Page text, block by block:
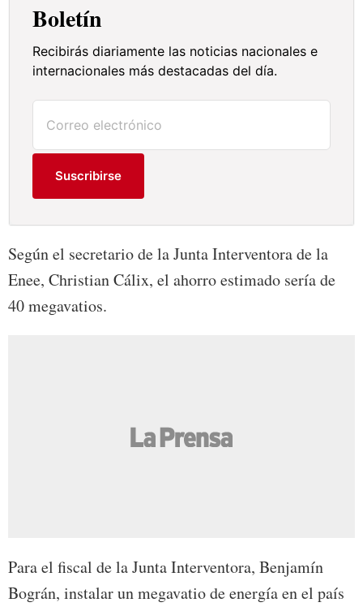
Boletín
Recibirás diariamente las noticias nacionales e
internacionales más destacadas del día.
Suscribirse
Según el secretario de la Junta Interventora de la
Enee, Christian Cálix, el ahorro estimado sería de
40 megavatios.
Para el fiscal de la Junta Interventora, Benjamín
Bográn, instalar un megavatio de energía en el país